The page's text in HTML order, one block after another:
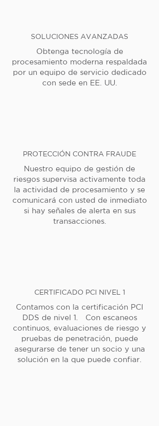
SOLUCIONES AVANZADAS
Obtenga tecnología de
procesamiento moderna respaldada
por un equipo de servicio dedicado
con sede en EE. UU.
PROTECCIÓN CONTRA FRAUDE
Nuestro equipo de gestión de
riesgos supervisa activamente toda
la actividad de procesamiento y se
comunicará con usted de inmediato
si hay señales de alerta en sus
transacciones.
CERTIFICADO PCI NIVEL 1
Contamos con la certificación PCI
DDS de nivel 1. Con escaneos
continuos, evaluaciones de riesgo y
pruebas de penetración, puede
asegurarse de tener un socio y una
solución en la que puede confiar.